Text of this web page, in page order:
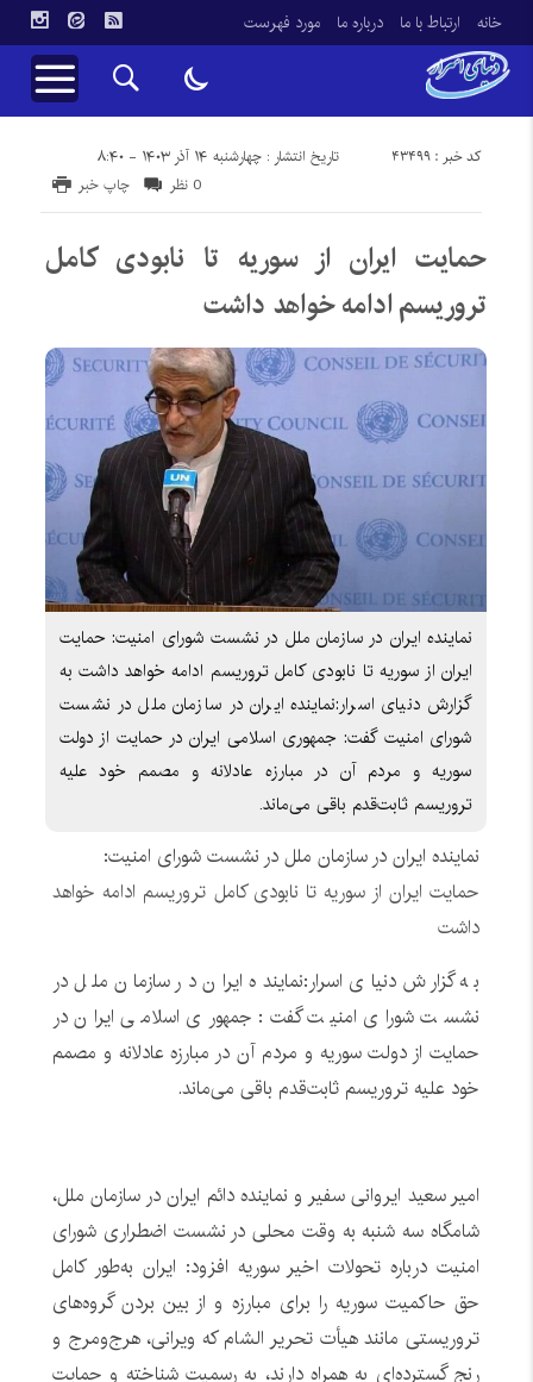
خانه ارتباط با ما درباره ما مورد فهرست
تاریخ انتشار : چهارشنبه ۱۴ آذر ۱۴۰۳ - ۸:۴۰ کد خبر : 43499
چاپ خبر 0 نظر
حمایت ایران از سوریه تا نابودی کامل
تروریسم ادامه خواهد داشت
نماینده ایران در سازمان ملل در نشست شورای امنیت: حمایت
ایران از سوریه تا نابودی کامل تروریسم ادامه خواهد داشت به
گزارش دنیای اسرار:نماینده ایران در سازمان ملل در نشست
شورای امنیت گفت: جمهوری اسلامی ایران در حمایت از دولت
سوریه و مردم آن در مبارزه عادلانه و مصمم خود علیه
تروریسم ثابت‌قدم باقی می‌ماند.
نماینده ایران در سازمان ملل در نشست شورای امنیت:
حمایت ایران از سوریه تا نابودی کامل تروریسم ادامه خواهد
داشت
به گزارش دنیای اسرار:نماینده ایران در سازمان ملل در
نشست شورای امنیت گفت: جمهوری اسلامی ایران در
حمایت از دولت سوریه و مردم آن در مبارزه عادلانه و مصمم
خود علیه تروریسم ثابت‌قدم باقی می‌ماند.
امیر سعید ایروانی سفیر و نماینده دائم ایران در سازمان ملل،
شامگاه سه شنبه به وقت محلی در نشست اضطراری شورای
امنیت درباره تحولات اخیر سوریه افزود: ایران به‌طور کامل
حق حاکمیت سوریه را برای مبارزه و از بین بردن گروه‌های
تروریستی مانند هیأت تحریر الشام که ویرانی، هرج‌ومرج و
رنج گسترده‌ای به همراه دارند، به رسمیت شناخته و حمایت